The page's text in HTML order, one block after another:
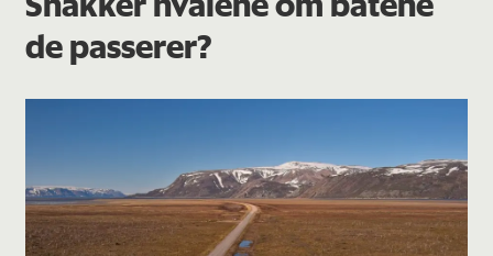
de passerer?